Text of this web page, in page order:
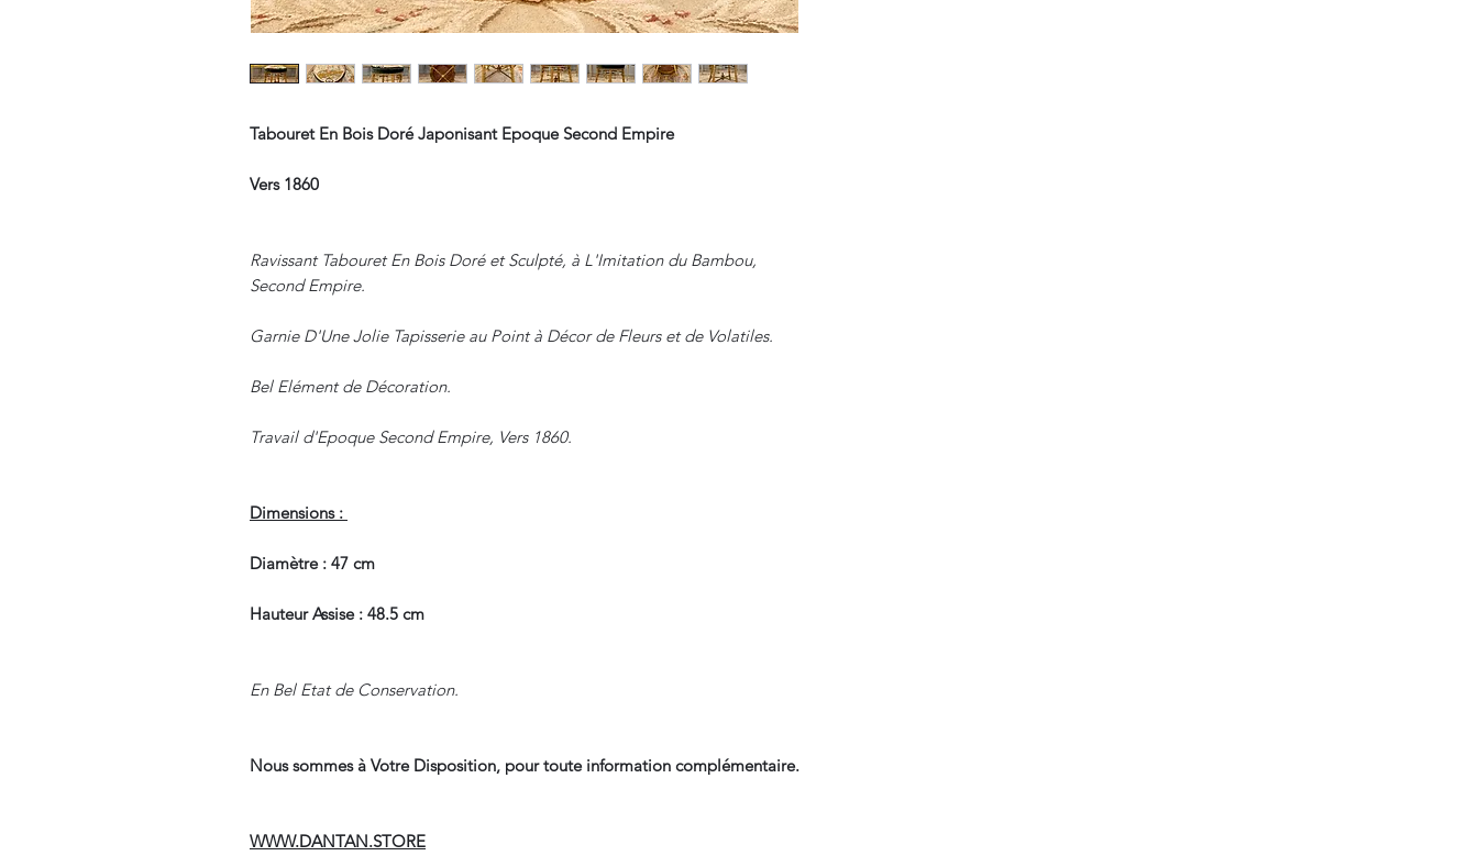
Tabouret En Bois Doré Japonisant Epoque Second Empire
Vers 1860
Ravissant Tabouret En Bois Doré et Sculpté, à L'Imitation du Bambou,
Second Empire.
Garnie D'Une Jolie Tapisserie au Point à Décor de Fleurs et de Volatiles.
Bel Elément de Décoration.
Travail d'Epoque Second Empire, Vers 1860.
Dimensions :
Diamètre : 47 cm
Hauteur Assise : 48.5 cm
En Bel Etat de Conservation.
Nous sommes à Votre Disposition, pour toute information complémentaire.
WWW.DANTAN.STORE